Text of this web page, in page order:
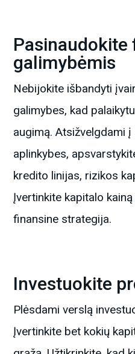
Pasinaudokite
galimybėmis
Nebijokite išbandyti
galimybes, kad
augimą. Atsižvelgdami
aplinkybes,
kredito linijas, rizikos
Įvertinkite kapitalo
finansine strategija.
Investuokite
Plėsdami verslą
Įvertinkite bet kokių